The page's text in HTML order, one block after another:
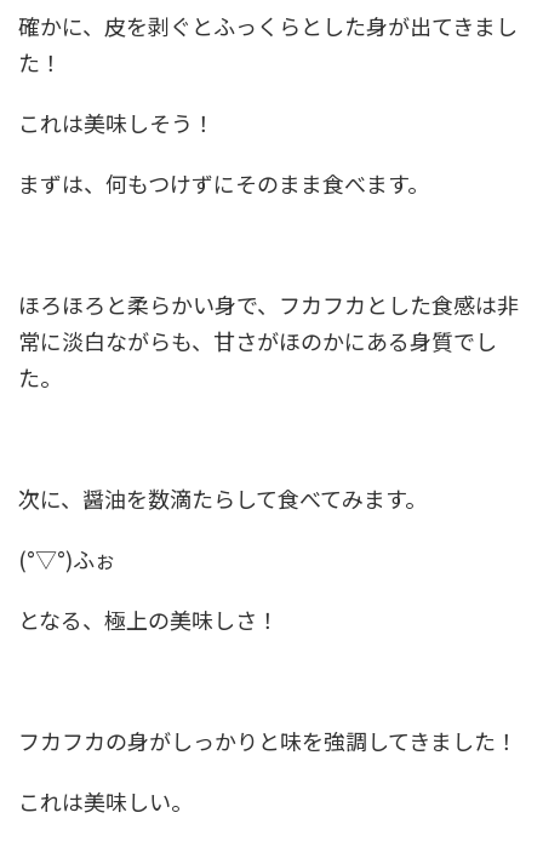
確かに、皮を剥ぐとふっくらとした身が出てきまし
た！
これは美味しそう！
まずは、何もつけずにそのまま食べます。
ほろほろと柔らかい身で、フカフカとした食感は非
常に淡白ながらも、甘さがほのかにある身質でし
た。
次に、醤油を数滴たらして食べてみます。
(°▽°)ふぉ
となる、極上の美味しさ！
フカフカの身がしっかりと味を強調してきました！
これは美味しい。